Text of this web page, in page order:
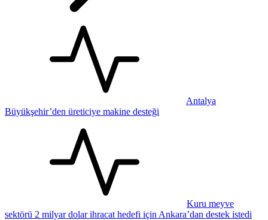
Antalya
Büyükşehir’den üreticiye makine desteği
Kuru meyve
sektörü 2 milyar dolar ihracat hedefi için Ankara’dan destek istedi